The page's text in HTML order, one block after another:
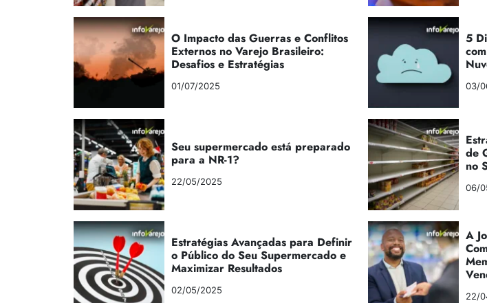
O Impacto das Guerras e Conflitos
Externos no Varejo Brasileiro:
Desafios e Estratégias
01/07/2025
5
03/
Seu supermercado está preparado
para a NR-1?
22/05/2025
de
no
06/
Estratégias Avançadas para Definir
o Público do Seu Supermercado e
Maximizar Resultados
02/05/2025
A
22/